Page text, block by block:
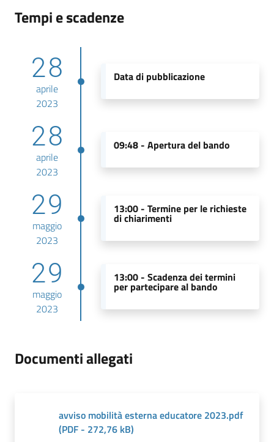
Tempi e scadenze
28
aprile
2023
Data di pubblicazione
28
aprile
2023
09:48 - Apertura del bando
29
maggio
2023
13:00 - Termine per le richieste
di chiarimenti
29
maggio
2023
13:00 - Scadenza dei termini
per partecipare al bando
Documenti allegati
avviso mobilità esterna educatore 2023.pdf
(PDF - 272,76 kB)